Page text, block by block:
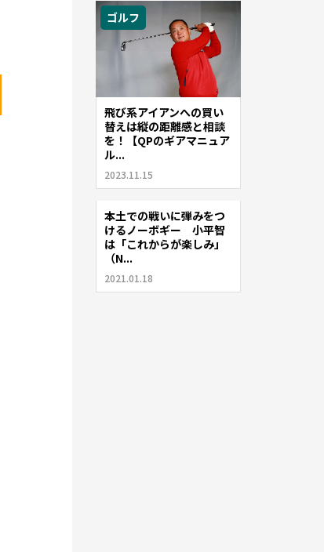
ゴルフ
飛び系アイアンへの買い
替えは縦の距離感と相談
を！【QPのギアマニュア
ル...
2023.11.15
ゴルフ
本土での戦いに弾みをつ
けるノーボギー 小平智
は「これからが楽しみ」
（N...
2021.01.18